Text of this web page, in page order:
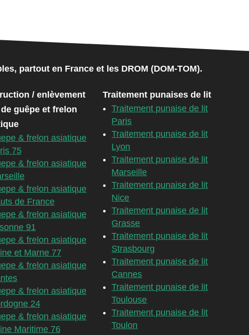
partout en France et les DROM (DOM-TOM).
/ enlèvement
guêpe et frelon
& frelon asiatique
75
& frelon asiatique
& frelon asiatique
de France
& frelon asiatique
91
& frelon asiatique
et Marne 77
& frelon asiatique
& frelon asiatique
24
& frelon asiatique
Maritime 76
Traitement punaises de lit
Traitement punaise de lit
Paris
Traitement punaise de lit
Lyon
Traitement punaise de lit
Marseille
Traitement punaise de lit
Nice
Traitement punaise de lit
Grasse
Traitement punaise de lit
Strasbourg
Traitement punaise de lit
Cannes
Traitement punaise de lit
Toulouse
Traitement punaise de lit
Toulon